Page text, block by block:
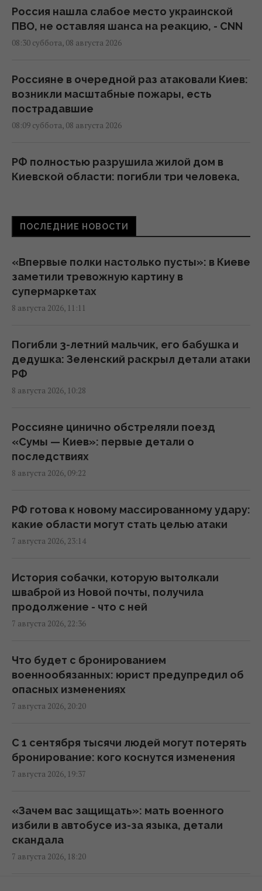
Россия нашла слабое место украинской
ПВО, не оставляя шанса на реакцию, - CNN
08:30 суббота, 08 августа 2026
Россияне в очередной раз атаковали Киев:
возникли масштабные пожары, есть
пострадавшие
08:09 суббота, 08 августа 2026
РФ полностью разрушила жилой дом в
Киевской области: погибли три человека,
и лишь 15% баллистических ракет, – отчет
05:31 суббота, 08 августа 2026
Зеленский отреагировал на принятие
против РФ
23:53 пятница, 07 августа 2026
В результате атаки РФ был уничтожен
индивидуальной защиты
21:32 пятница, 07 августа 2026
Суд продлил содержание под стражей
проблемах со здоровьем
20:39 пятница, 07 августа 2026
субмарины, расположенные в тысячах
километров от Украины
20:35 пятница, 07 августа 2026
подготовлен к зиме, но фактор обстрелов
и возможностей ПВО никто не отменял, -
Пантелеев
20:01 пятница, 07 августа 2026
Зеленский прибыл в Сербию: подробности
первого официального визита
19:52 пятница, 07 августа 2026
Дипломатическое контрнаступление
Украины на Вашингтон захлебнулось, – The
Atlantic
19:23 пятница, 07 августа 2026
ПОСЛЕДНИЕ НОВОСТИ
«Впервые полки настолько пусты»: в Киеве
заметили тревожную картину в
супермаркетах
8 августа 2026, 11:11
Погибли 3-летний мальчик, его бабушка и
дедушка: Зеленский раскрыл детали атаки
РФ
8 августа 2026, 10:28
Россияне цинично обстреляли поезд
«Сумы — Киев»: первые детали о
последствиях
8 августа 2026, 09:22
РФ готова к новому массированному удару:
какие области могут стать целью атаки
7 августа 2026, 23:14
История собачки, которую вытолкали
шваброй из Новой почты, получила
продолжение - что с ней
7 августа 2026, 22:36
Что будет с бронированием
военнообязанных: юрист предупредил об
опасных изменениях
7 августа 2026, 20:20
С 1 сентября тысячи людей могут потерять
бронирование: кого коснутся изменения
7 августа 2026, 19:37
«Зачем вас защищать»: мать военного
избили в автобусе из-за языка, детали
скандала
7 августа 2026, 18:20